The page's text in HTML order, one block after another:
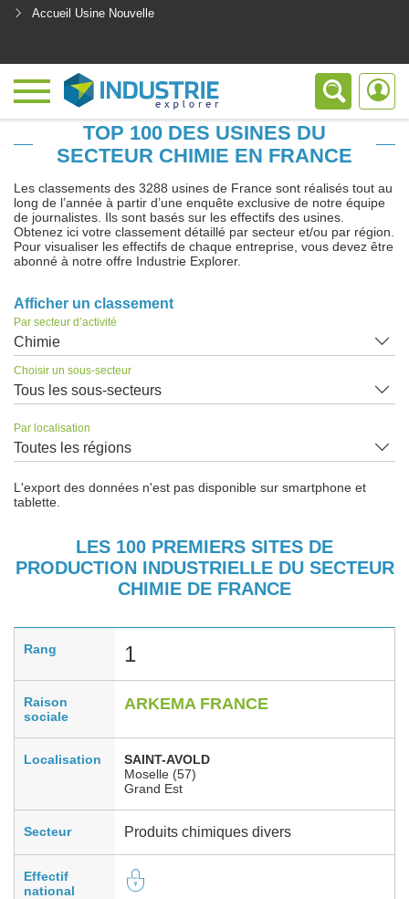
Accueil Usine Nouvelle
TOP 100 DES USINES DU
SECTEUR CHIMIE EN FRANCE
Les classements des 3288 usines de France sont réalisés tout au
long de l’année à partir d’une enquête exclusive de notre équipe
de journalistes. Ils sont basés sur les effectifs des usines.
Obtenez ici votre classement détaillé par secteur et/ou par région.
Pour visualiser les effectifs de chaque entreprise, vous devez être
abonné à notre offre Industrie Explorer.
Afficher un classement
Par secteur d’activité
Chimie
Choisir un sous-secteur
Tous les sous-secteurs
Par localisation
Toutes les régions
L'export des données n'est pas disponible sur smartphone et
tablette.
LES 100 PREMIERS SITES DE
PRODUCTION INDUSTRIELLE DU SECTEUR
CHIMIE DE FRANCE
Rang 1
Raison
sociale
ARKEMA FRANCE
Localisation
SAINT-AVOLD
Moselle (57)
Grand Est
Secteur Produits chimiques divers
Effectif
national